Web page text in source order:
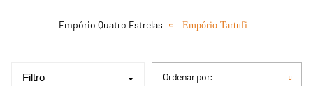
Empório Tartufi
Ordenar por:
Filtro